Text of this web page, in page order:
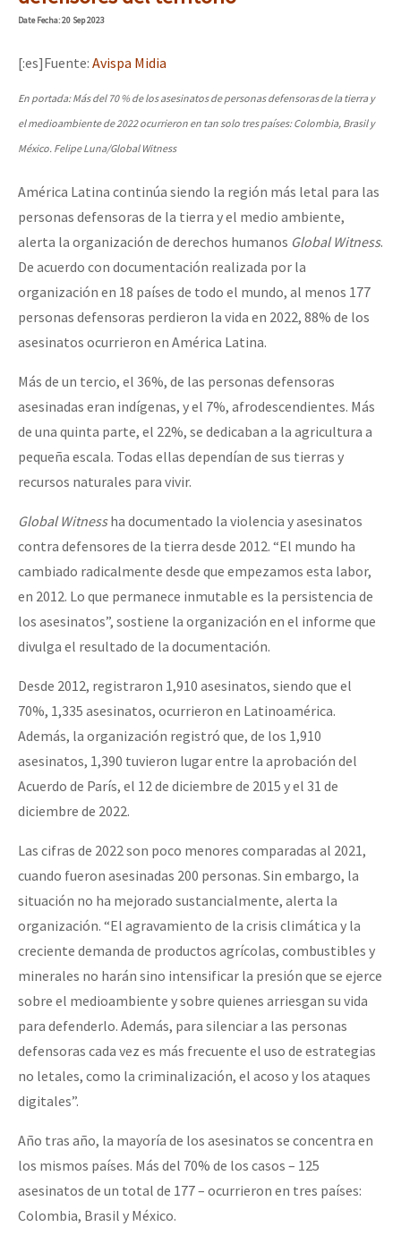
Mundo
AutonomÍa y Resistencia
Megaproyectos
Migración
Presos
Mujeres
ETIQUETAS
Audio
Video
Otras secciones
Semillero Guerra contra la Humanidad. (Las poblaciones y
la naturaleza bajo asedio)
Medios Libres
COVID-19
Eventos
Contacto
Dia 2 do Encontro “Guerra contra a Humanidad”
Dia 1: Encontro “Guerra contra a Humanidade”
[CDMX – 20 julio] Jornadas globales por la libertad de Jesús
“Sonhando a Terra do Bem Virá” se publica no Estado Espanhol
Se o México sabe, que o mundo saiba! Nossas lutas pela
[25 abr – CDMX] Tokín por el CNI: 30 años de Resistencia y
DateFecha: 20 Sep 2023
[:es]Fuente: Avispa Midia
En portada:Más del 70 % de los asesinatos de personas defensoras de la tierra y
el medioambiente de 2022 ocurrieron en tan solo tres países: Colombia, Brasil y
México. Felipe Luna/Global Witness
América Latina continúa siendo la región más letal para las
personas defensoras de la tierra y el medio ambiente,
alerta la organización de derechos humanos Global Witness.
De acuerdo con documentación realizada por la
organización en 18 países de todo el mundo, al menos 177
personas defensoras perdieron la vida en 2022, 88% de los
asesinatos ocurrieron en América Latina.
Más de un tercio, el 36%, de las personas defensoras
asesinadas eran indígenas, y el 7%, afrodescendientes. Más
de una quinta parte, el 22%, se dedicaban a la agricultura a
pequeña escala. Todas ellas dependían de sus tierras y
recursos naturales para vivir.
Global Witnessha documentado la violencia y asesinatos
contra defensores de la tierra desde 2012. “El mundo ha
cambiado radicalmente desde que empezamos esta labor,
en 2012. Lo que permanece inmutable es la persistencia de
los asesinatos”, sostiene la organización en el informe que
divulga el resultado de la documentación.
Desde 2012, registraron 1,910 asesinatos, siendo que el
70%, 1,335 asesinatos, ocurrieron en Latinoamérica.
Además, la organización registró que, de los 1,910
asesinatos, 1,390 tuvieron lugar entre la aprobación del
Acuerdo de París, el 12 de diciembre de 2015 y el 31 de
diciembre de 2022.
Las cifras de 2022 son poco menores comparadas al 2021,
cuando fueron asesinadas 200 personas. Sin embargo, la
situación no ha mejorado sustancialmente, alerta la
organización. “El agravamiento de la crisis climática y la
creciente demanda de productos agrícolas, combustibles y
minerales no harán sino intensificar la presión que se ejerce
sobre el medioambiente y sobre quienes arriesgan su vida
para defenderlo. Además, para silenciar a las personas
defensoras cada vez es más frecuente el uso de estrategias
no letales, como la criminalización, el acoso y los ataques
digitales”.
Año tras año, la mayoría de los asesinatos se concentra en
los mismos países. Más del 70% de los casos – 125
asesinatos de un total de 177 – ocurrieron en tres países:
Colombia, Brasil y México.